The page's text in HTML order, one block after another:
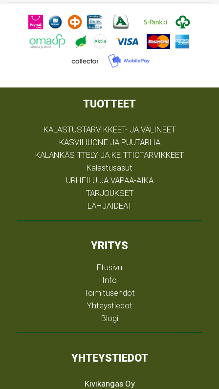
TUOTTEET
KALASTUSTARVIKKEET- JA VÄLINEET
KASVIHUONE JA PUUTARHA
KALANKÄSITTELY JA KEITTIÖTARVIKKEET
Kalastusasut
URHEILU JA VAPAA-AIKA
TARJOUKSET
LAHJAIDEAT
YRITYS
Etusivu
Info
Toimitusehdot
Yhteystiedot
Blogi
YHTEYSTIEDOT
Kivikangas Oy